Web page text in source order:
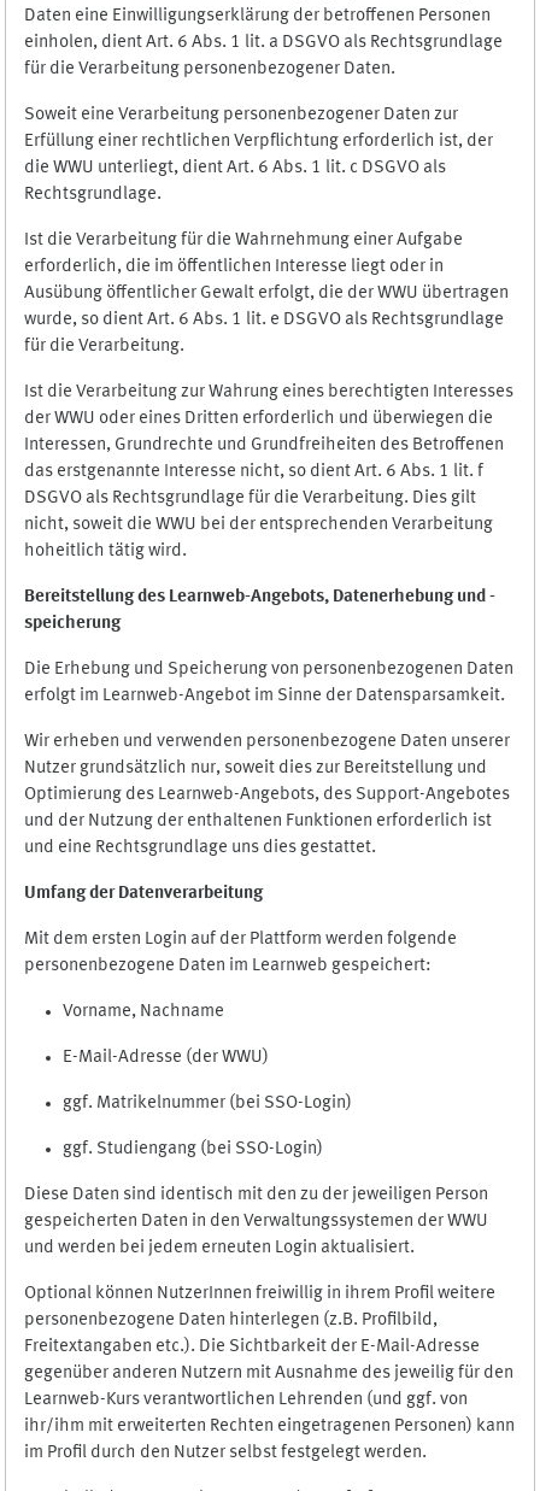
Daten eine Einwilligungserklärung der betroffenen Personen
einholen, dient Art. 6 Abs. 1 lit. a DSGVO als Rechtsgrundlage
für die Verarbeitung personenbezogener Daten.
Soweit eine Verarbeitung personenbezogener Daten zur
Erfüllung einer rechtlichen Verpflichtung erforderlich ist, der
die WWU unterliegt, dient Art. 6 Abs. 1 lit. c DSGVO als
Rechtsgrundlage.
Ist die Verarbeitung für die Wahrnehmung einer Aufgabe
erforderlich, die im öffentlichen Interesse liegt oder in
Ausübung öffentlicher Gewalt erfolgt, die der WWU übertragen
wurde, so dient Art. 6 Abs. 1 lit. e DSGVO als Rechtsgrundlage
für die Verarbeitung.
Ist die Verarbeitung zur Wahrung eines berechtigten Interesses
der WWU oder eines Dritten erforderlich und überwiegen die
Interessen, Grundrechte und Grundfreiheiten des Betroffenen
das erstgenannte Interesse nicht, so dient Art. 6 Abs. 1 lit. f
DSGVO als Rechtsgrundlage für die Verarbeitung. Dies gilt
nicht, soweit die WWU bei der entsprechenden Verarbeitung
hoheitlich tätig wird.
Bereitstellung des Learnweb-Angebots, Datenerhebung und -
speicherung
Die Erhebung und Speicherung von personenbezogenen Daten
erfolgt im Learnweb-Angebot im Sinne der Datensparsamkeit.
Wir erheben und verwenden personenbezogene Daten unserer
Nutzer grundsätzlich nur, soweit dies zur Bereitstellung und
Optimierung des Learnweb-Angebots, des Support-Angebotes
und der Nutzung der enthaltenen Funktionen erforderlich ist
und eine Rechtsgrundlage uns dies gestattet.
Umfang der Datenverarbeitung
Mit dem ersten Login auf der Plattform werden folgende
personenbezogene Daten im Learnweb gespeichert:
Vorname, Nachname
E-Mail-Adresse (der WWU)
ggf. Matrikelnummer (bei SSO-Login)
ggf. Studiengang (bei SSO-Login)
Diese Daten sind identisch mit den zu der jeweiligen Person
gespeicherten Daten in den Verwaltungssystemen der WWU
und werden bei jedem erneuten Login aktualisiert.
Optional können NutzerInnen freiwillig in ihrem Profil weitere
personenbezogene Daten hinterlegen (z.B. Profilbild,
Freitextangaben etc.). Die Sichtbarkeit der E-Mail-Adresse
gegenüber anderen Nutzern mit Ausnahme des jeweilig für den
Learnweb-Kurs verantwortlichen Lehrenden (und ggf. von
ihr/ihm mit erweiterten Rechten eingetragenen Personen) kann
im Profil durch den Nutzer selbst festgelegt werden.